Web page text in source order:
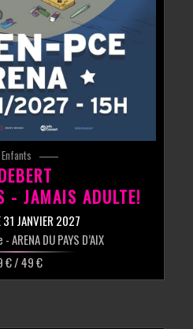
Enfants
- JAMAIS ADULTE!
31 JANVIER 2027
- ARENA DU PAYS D’AIX
€ / 49 €